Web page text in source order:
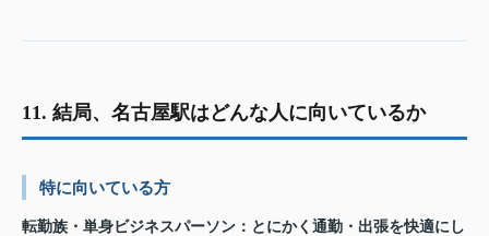
11. 結局、名古屋駅はどんな人に向いているか
特に向いている方
転勤族・単身ビジネスパーソン ：とにかく通勤・出張を快適にし